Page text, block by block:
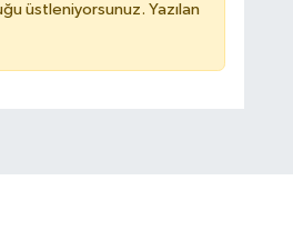
üstleniyorsunuz. Yazılan